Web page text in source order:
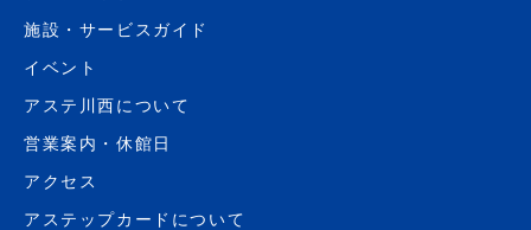
施設・サービスガイド
イベント
アステ川西について
営業案内・休館日
アクセス
アステップカードについて